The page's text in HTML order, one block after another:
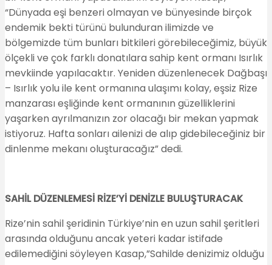
“Dünyada eşi benzeri olmayan ve bünyesinde birçok
endemik bekti türünü bulunduran ilimizde ve
bölgemizde tüm bunları bitkileri görebileceğimiz, büyük
ölçekli ve çok farklı donatılara sahip kent ormanı Isırlık
mevkiinde yapılacaktır. Yeniden düzenlenecek Dağbaşı
– Isırlık yolu ile kent ormanına ulaşımı kolay, eşsiz Rize
manzarası eşliğinde kent ormanının güzelliklerini
yaşarken ayrılmanızın zor olacağı bir mekan yapmak
istiyoruz. Hafta sonları ailenizi de alıp gidebileceğiniz bir
dinlenme mekanı oluşturacağız” dedi.
SAHİL DÜZENLEMESİ RİZE’Yİ DENİZLE BULUŞTURACAK
Rize’nin sahil şeridinin Türkiye’nin en uzun sahil şeritleri
arasında olduğunu ancak yeteri kadar istifade
edilemediğini söyleyen Kasap,”Sahilde denizimiz olduğu